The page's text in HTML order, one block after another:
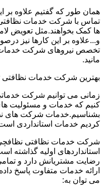
همان طور که گفتیم علاوه بر
تماس با شرکت خدمات
ها کمک بخواهند.مثل تعویض
و...علاوه بر این کارها نیز
تخصص نیروهای شرکت خدمات
مانید.
بهترین شرکت خدمات نظافتی
زمانی می توانیم شرکت
کنیم که خدمات و مسئولیت
بشناسیم.خدمات شرکت های
کردیم خدمات استانداردی است
شرکت خدمات نظافتی نظافچی
استانداردهای اولیه
رضایت مشتریانش دارد و
ارائه خدمات متفاوت پاسخ
می توان به: